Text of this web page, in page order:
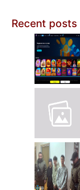
Recent posts